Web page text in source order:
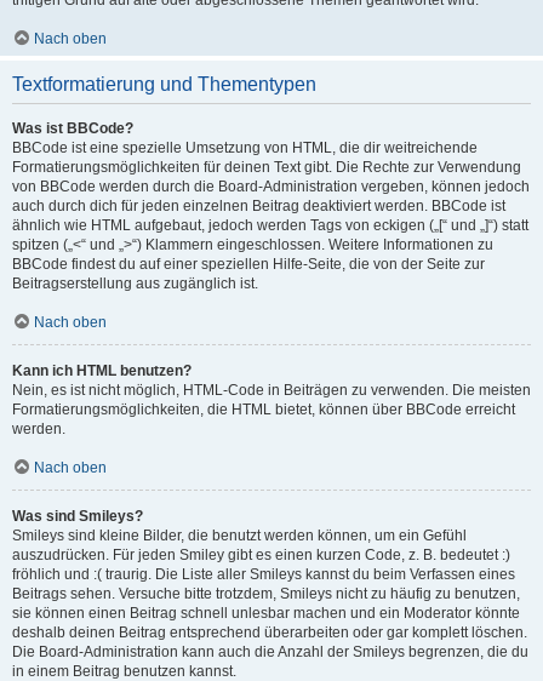
Nach oben
Textformatierung und Thementypen
Was ist BBCode?
BBCode ist eine spezielle Umsetzung von HTML, die dir weitreichende
Formatierungsmöglichkeiten für deinen Text gibt. Die Rechte zur Verwendung
von BBCode werden durch die Board-Administration vergeben, können jedoch
auch durch dich für jeden einzelnen Beitrag deaktiviert werden. BBCode ist
ähnlich wie HTML aufgebaut, jedoch werden Tags von eckigen („[“ und „]“) statt
spitzen („<“ und „>“) Klammern eingeschlossen. Weitere Informationen zu
BBCode findest du auf einer speziellen Hilfe-Seite, die von der Seite zur
Beitragserstellung aus zugänglich ist.
Nach oben
Kann ich HTML benutzen?
Nein, es ist nicht möglich, HTML-Code in Beiträgen zu verwenden. Die meisten
Formatierungsmöglichkeiten, die HTML bietet, können über BBCode erreicht
werden.
Nach oben
Was sind Smileys?
Smileys sind kleine Bilder, die benutzt werden können, um ein Gefühl
auszudrücken. Für jeden Smiley gibt es einen kurzen Code, z. B. bedeutet :)
fröhlich und :( traurig. Die Liste aller Smileys kannst du beim Verfassen eines
Beitrags sehen. Versuche bitte trotzdem, Smileys nicht zu häufig zu benutzen,
sie können einen Beitrag schnell unlesbar machen und ein Moderator könnte
deshalb deinen Beitrag entsprechend überarbeiten oder gar komplett löschen.
Die Board-Administration kann auch die Anzahl der Smileys begrenzen, die du
in einem Beitrag benutzen kannst.